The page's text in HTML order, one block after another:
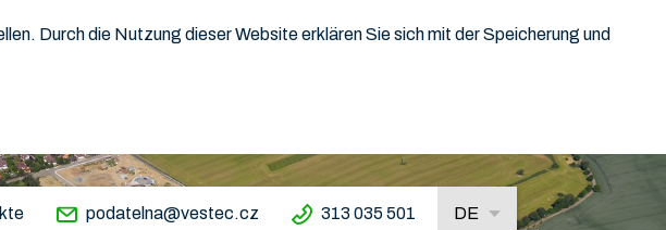
Durch die Nutzung dieser Website erklären Sie sich mit der Speicherung und
podatelna@vestec.cz 313 035 501 DE